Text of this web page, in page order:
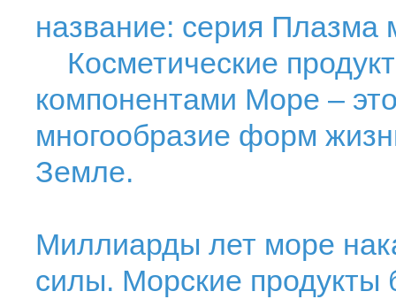
название: серия Плазма
Косметические
компонентами Море –
многообразие форм
Земле.
Миллиарды лет море
силы. Морские